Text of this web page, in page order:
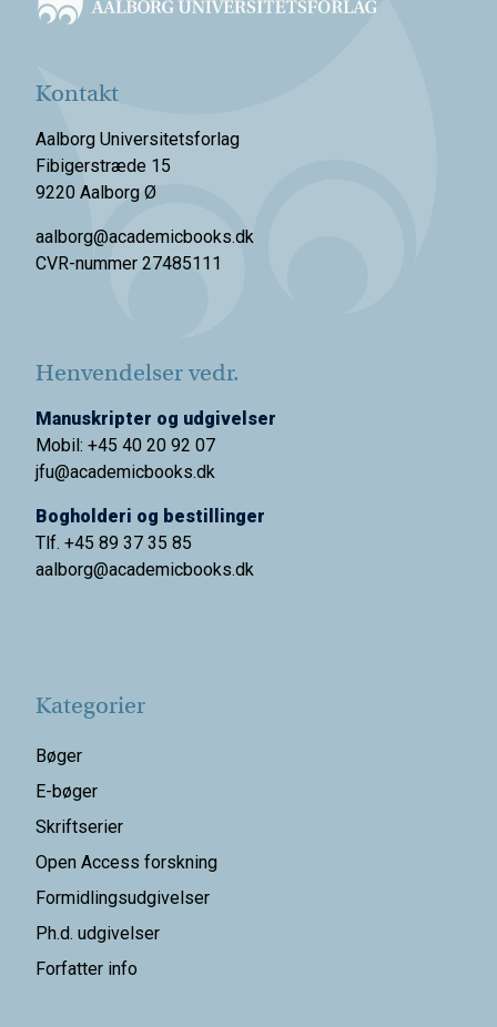
Kontakt
Aalborg Universitetsforlag
Fibigerstræde 15
9220 Aalborg Ø
aalborg@academicbooks.dk
CVR-nummer 27485111
Henvendelser vedr.
Manuskripter og udgivelser
Mobil: +45 40 20 92 07
jfu@academicbooks.dk
Bogholderi og bestillinger
Tlf. +45 89 37 35 85
aalborg@academicbooks.dk
Kategorier
Bøger
E-bøger
Skriftserier
Open Access forskning
Formidlingsudgivelser
Ph.d. udgivelser
Forfatter info